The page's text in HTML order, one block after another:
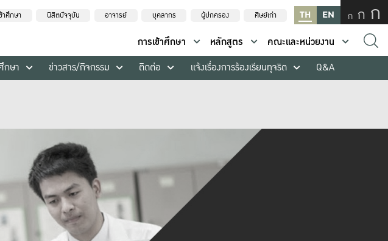
าศึกษา นิสิตปัจจุบัน อาจารย์ บุคลากร ผู้ปกครอง ศิษย์เก่า TH EN ก ก ก
การเข้าศึกษา หลักสูตร
คณะและหน่วยงาน
กษา ข่าวสาร/กิจกรรม ติดต่อ แจ้งเรื่องการร้องเรียนทุจริต Q&A